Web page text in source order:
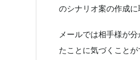
のシナリオ案の作成に
メールでは相手様が
たことに気づくこと